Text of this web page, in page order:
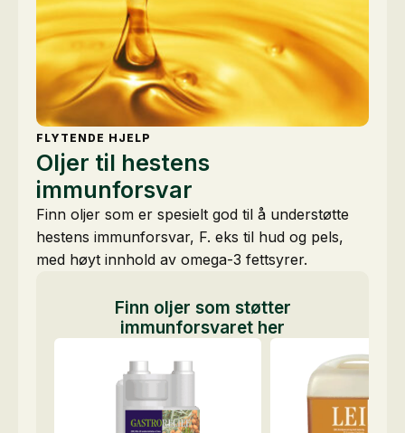
kan
velges
på
produktsiden
FLYTENDE HJELP
Oljer til hestens
immunforsvar
Finn oljer som er spesielt god til å understøtte
hestens immunforsvar, F. eks til hud og pels,
med høyt innhold av omega-3 fettsyrer.
Finn oljer som støtter
immunforsvaret her